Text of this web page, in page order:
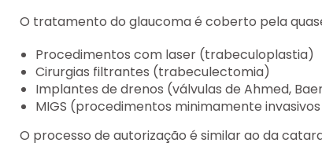
O tratamento do glaucoma é coberto pela
Procedimentos com laser (trabeculoplastia)
Cirurgias filtrantes (trabeculectomia)
Implantes de drenos (válvulas de Ahmed,
MIGS (procedimentos minimamente
O processo de autorização é similar ao da